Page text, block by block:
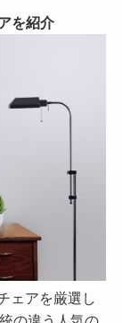
を紹介
ェアを厳選し